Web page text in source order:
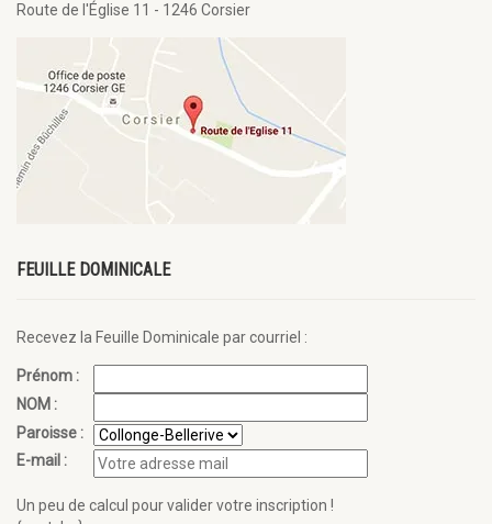
Route de l'Église 11 - 1246 Corsier
FEUILLE DOMINICALE
Recevez la Feuille Dominicale par courriel :
Prénom :
NOM :
Paroisse :
E-mail :
Un peu de calcul pour valider votre inscription !